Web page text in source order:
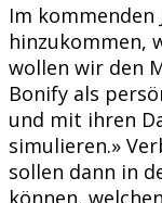
Im kommenden
hinzukommen,
wollen wir den
Bonify als
und mit ihren
simulieren.»
sollen dann in
können,